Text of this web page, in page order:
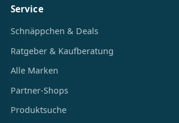
Service
Schnäppchen & Deals
Ratgeber & Kaufberatung
Alle Marken
Partner-Shops
Produktsuche